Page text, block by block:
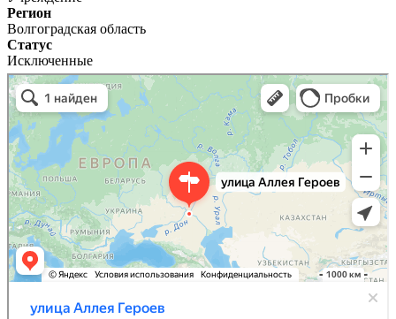
Регион
Волгоградская область
Статус
Исключенные